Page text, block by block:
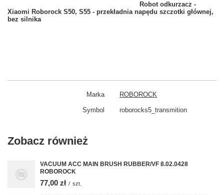
Robot odkurzacz -
Xiaomi Roborock S50, S55 - przekładnia napędu szczotki głównej,
bez silnika
Marka ROBOROCK
Symbol roborocks5_transmition
Zobacz również
VACUUM ACC MAIN BRUSH RUBBER/VF 8.02.0428
ROBOROCK
77,00 zł / szt.